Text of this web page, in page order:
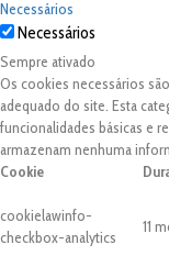
Necessários
Necessários
Sempre ativado
Os cookies necessários
adequado do site. Esta
funcionalidades básicas e
armazenam nenhuma
Cookie
cookielawinfo-
checkbox-analytics
11